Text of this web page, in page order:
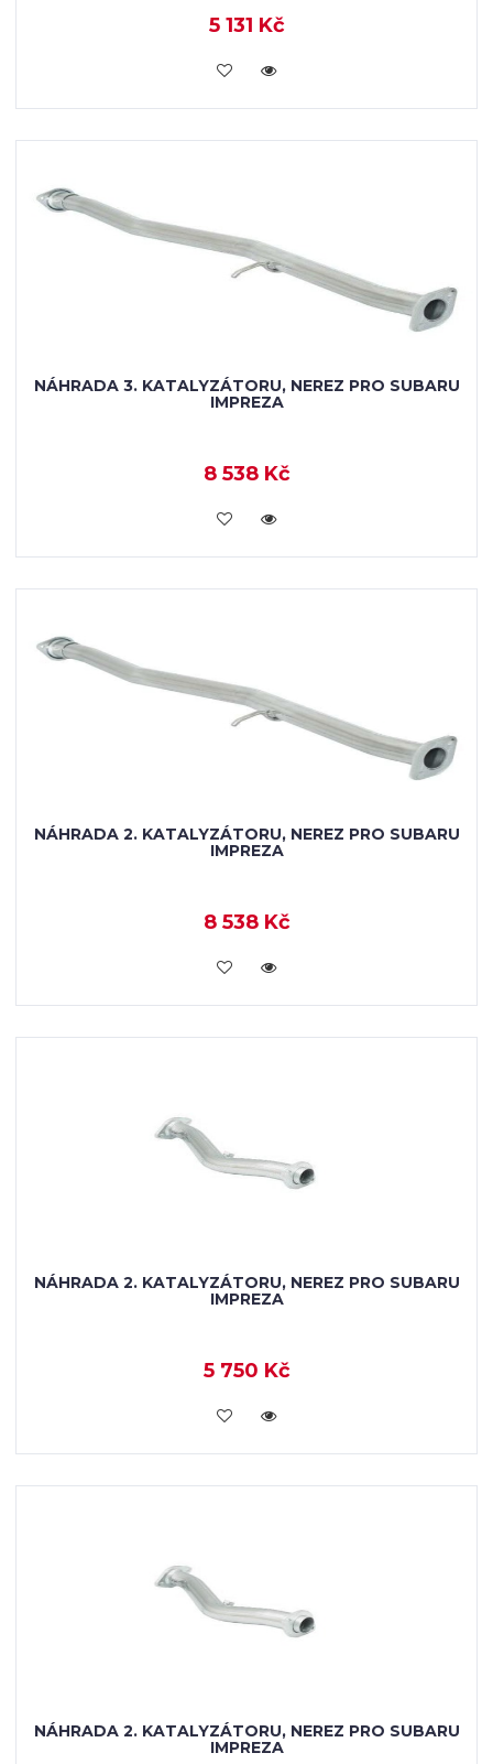
5 131 Kč
KOUPIT
NÁHRADA 3. KATALYZÁTORU, NEREZ PRO SUBARU
IMPREZA
8 538 Kč
KOUPIT
NÁHRADA 2. KATALYZÁTORU, NEREZ PRO SUBARU
IMPREZA
8 538 Kč
KOUPIT
NÁHRADA 2. KATALYZÁTORU, NEREZ PRO SUBARU
IMPREZA
5 750 Kč
KOUPIT
NÁHRADA 2. KATALYZÁTORU, NEREZ PRO SUBARU
IMPREZA